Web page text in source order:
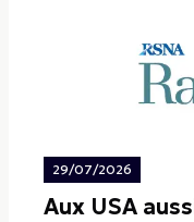
29/07/2026
Aux USA